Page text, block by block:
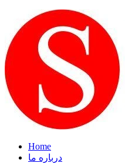
Home
درباره ما